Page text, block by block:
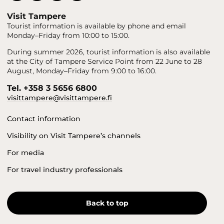
Visit Tampere
Tourist information is available by phone and email
Monday–Friday from 10:00 to 15:00.
During summer 2026, tourist information is also available
at the City of Tampere Service Point from 22 June to 28
August, Monday–Friday from 9:00 to 16:00.
Tel. +358 3 5656 6800
visittampere@visittampere.fi
Contact information
Visibility on Visit Tampere’s channels
For media
For travel industry professionals
Back to top